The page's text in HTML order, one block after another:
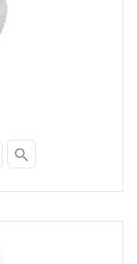
search